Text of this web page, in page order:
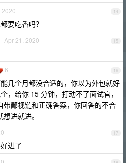
14
2020
要吃香吗？
15
Apr 21, 2020
16
6
几个月都没合适的，你以为外包就好
，给你 15 分钟，打动不了面试官，
带鄙视链和正确答案，你回答的不合
进就进。
17
进了